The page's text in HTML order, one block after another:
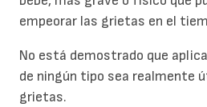
empeorar las grietas en el
No está demostrado que
de ningún tipo sea realmente
grietas.